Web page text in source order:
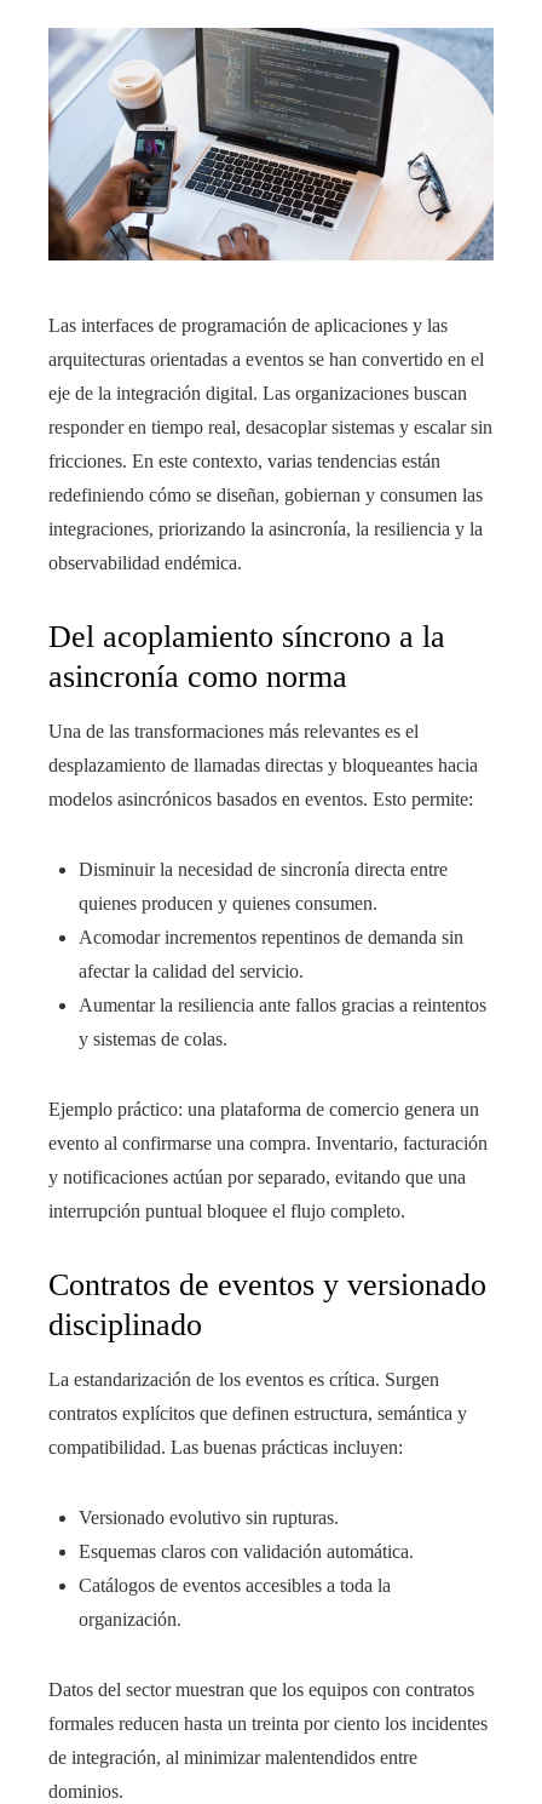
Las interfaces de programación de aplicaciones y las
arquitecturas orientadas a eventos se han convertido en el
eje de la integración digital. Las organizaciones buscan
responder en tiempo real, desacoplar sistemas y escalar sin
fricciones. En este contexto, varias tendencias están
redefiniendo cómo se diseñan, gobiernan y consumen las
integraciones, priorizando la asincronía, la resiliencia y la
observabilidad endémica.
Del acoplamiento síncrono a la
asincronía como norma
Una de las transformaciones más relevantes es el
desplazamiento de llamadas directas y bloqueantes hacia
modelos asincrónicos basados en eventos. Esto permite:
Disminuir la necesidad de sincronía directa entre
quienes producen y quienes consumen.
Acomodar incrementos repentinos de demanda sin
afectar la calidad del servicio.
Aumentar la resiliencia ante fallos gracias a reintentos
y sistemas de colas.
Ejemplo práctico: una plataforma de comercio genera un
evento al confirmarse una compra. Inventario, facturación
y notificaciones actúan por separado, evitando que una
interrupción puntual bloquee el flujo completo.
Contratos de eventos y versionado
disciplinado
La estandarización de los eventos es crítica. Surgen
contratos explícitos que definen estructura, semántica y
compatibilidad. Las buenas prácticas incluyen:
Versionado evolutivo sin rupturas.
Esquemas claros con validación automática.
Catálogos de eventos accesibles a toda la
organización.
Datos del sector muestran que los equipos con contratos
formales reducen hasta un treinta por ciento los incidentes
de integración, al minimizar malentendidos entre
dominios.